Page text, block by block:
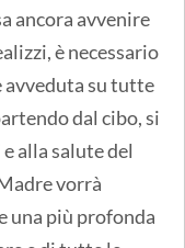
ancora avvenire
è necessario
avveduta su tutte
dal cibo, si
alla salute del
vorrà
una più profonda